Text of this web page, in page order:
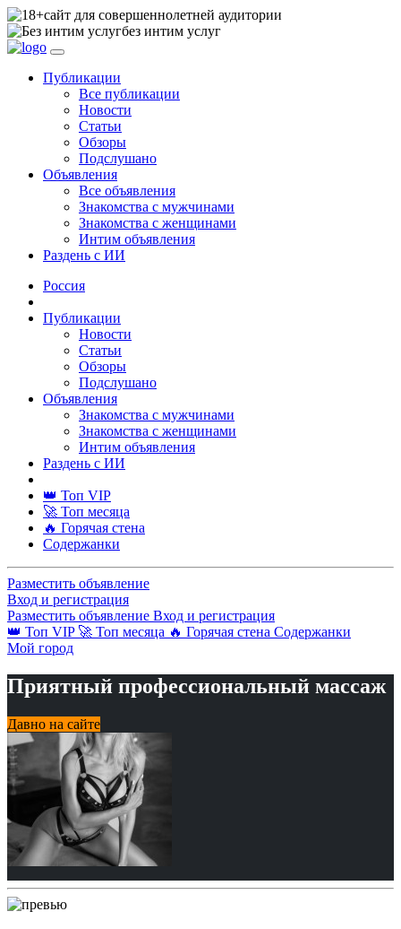
сайт для совершеннолетней аудитории
без интим услуг
Публикации
Все публикации
Новости
Статьи
Обзоры
Подслушано
Объявления
Все объявления
Знакомства с мужчинами
Знакомства с женщинами
Интим объявления
Раздень с ИИ
Россия
Публикации
Новости
Статьи
Обзоры
Подслушано
Объявления
Знакомства с мужчинами
Знакомства с женщинами
Интим объявления
Раздень с ИИ
👑 Топ VIP
🚀 Топ месяца
🔥 Горячая стена
Содержанки
Разместить объявление
Вход и регистрация
Разместить объявление Вход и регистрация
👑 Топ VIP 🚀 Топ месяца 🔥 Горячая стена Содержанки
Мой город
Приятный профессиональный массаж
Давно на сайте